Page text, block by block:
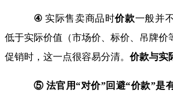
④ 实际售卖商品时价款一般并
低于实际价值（市场价、标价、吊牌价
促销时，这一点很容易分清。 价款与实
⑤ 法官用“对价”回避“价款”是